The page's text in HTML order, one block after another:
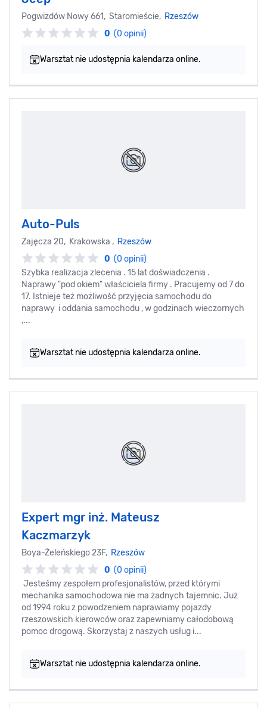
Pogwizdów Nowy 661, Staromieście, Rzeszów
0 (0 opinii)
Warsztat nie udostępnia kalendarza online.
Auto-Puls
Zajęcza 20, Krakowska , Rzeszów
0 (0 opinii)
Szybka realizacja zlecenia . 15 lat doświadczenia .
Naprawy "pod okiem" właściciela firmy . Pracujemy od 7 do
17. Istnieje też możliwość przyjęcia samochodu do
naprawy i oddania samochodu , w godzinach wieczornych
,...
Warsztat nie udostępnia kalendarza online.
Expert mgr inż. Mateusz
Kaczmarzyk
Boya-Żeleńskiego 23F, Rzeszów
0 (0 opinii)
Jesteśmy zespołem profesjonalistów, przed którymi
mechanika samochodowa nie ma żadnych tajemnic. Już
od 1994 roku z powodzeniem naprawiamy pojazdy
rzeszowskich kierowców oraz zapewniamy całodobową
pomoc drogową. Skorzystaj z naszych usług i...
Warsztat nie udostępnia kalendarza online.